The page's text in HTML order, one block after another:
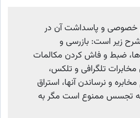
خصوصی و پاسداشت آن در
زیر است: بازرسی و
ضبط و فاش کردن مکالمات
مخابرات تلگرافی و تلکس،
و نرساندن آنها، استراق
تجسس ممنوع است مگر به